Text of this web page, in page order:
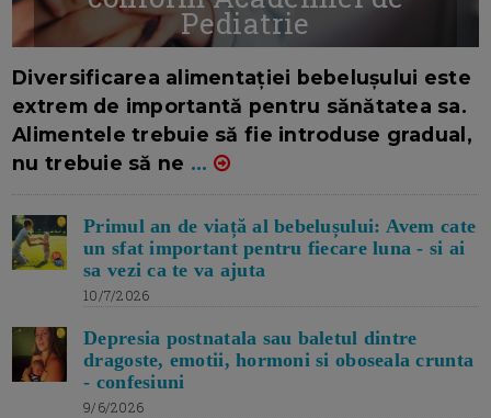
Pediatrie
Diversificarea alimentației bebelușului este
extrem de importantă pentru sănătatea sa.
Alimentele trebuie să fie introduse gradual,
nu trebuie să ne ...
Primul an de viață al bebelușului: Avem cate
un sfat important pentru fiecare luna - si ai
sa vezi ca te va ajuta
10/7/2026
Depresia postnatala sau baletul dintre
dragoste, emotii, hormoni si oboseala crunta
- confesiuni
9/6/2026